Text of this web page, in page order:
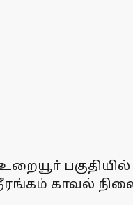
பகுதியில்
காவல்